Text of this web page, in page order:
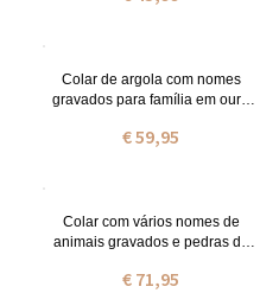
Colar de argola com nomes
gravados para família em ouro
€ 59,95
Colar com vários nomes de
animais gravados e pedras de
€ 71,95